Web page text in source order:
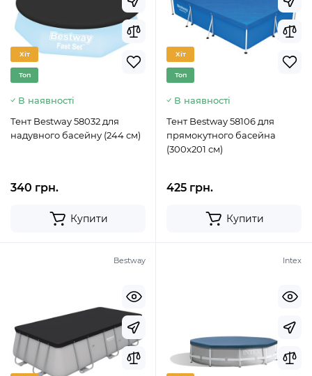
Хіт
Топ
В наявності
Тент Bestway 58032 для
надувного басейну (244 см)
340 грн.
Купити
Хіт
Топ
В наявності
Тент Bestway 58106 для
прямокутного басейна
(300х201 см)
425 грн.
Купити
Bestway Intex